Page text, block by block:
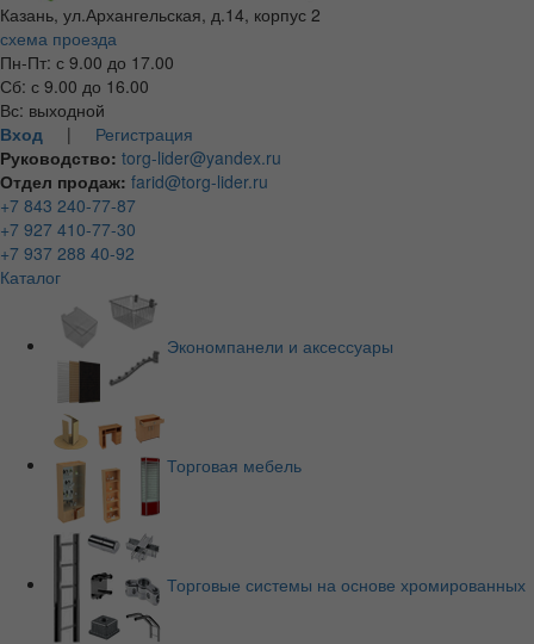
Казань, ул.Архангельская, д.14, корпус 2
схема проезда
Пн-Пт: с 9.00 до 17.00
Сб: с 9.00 до 16.00
Вс: выходной
Вход | Регистрация
Руководство: torg-lider@yandex.ru
Отдел продаж: farid@torg-lider.ru
+7 843 240-77-87
+7 927 410-77-30
+7 937 288 40-92
Каталог
Экономпанели и аксессуары
Торговая мебель
Торговые системы на основе хромированных